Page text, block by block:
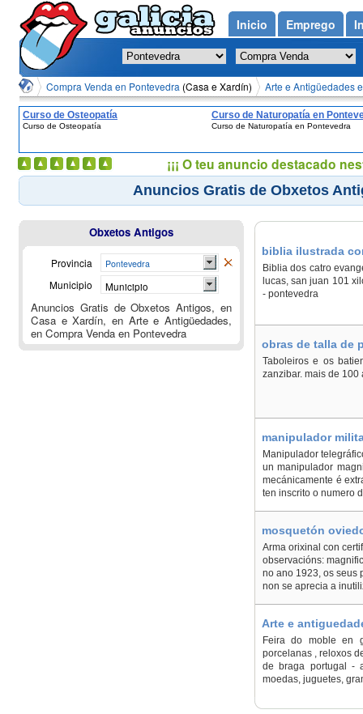
Compra Venda en Pontevedra (Casa e Xardín) Arte e Antigüedades
Curso de Osteopatía
Curso de Osteopatía
Curso de Naturopatía en
Curso de Naturopatía en Pontevedra
Anuncios Gratis de Obxetos
biblia ilustrada
Biblia dos catro
lucas, san juan 101
- pontevedra
obras de talla de
Taboleiros e os
zanzibar. mais de
manipulador
Manipulador
un manipulador
mecánicamente é
ten inscrito o numero
mosquetón
Arma orixinal con
observacións:
no ano 1923, os seus
non se aprecia a
Arte e
Feira do moble en
porcelanas , reloxos
de braga portugal -
moedas, juguetes,
Obxetos Antigos
Provincia Pontevedra
Municipio Municipio
Anuncios Gratis de Obxetos Antigos, en
Casa e Xardín, en Arte e Antigüedades,
en Compra Venda en Pontevedra
Inicio Emprego
¡¡¡ O teu anuncio destacado